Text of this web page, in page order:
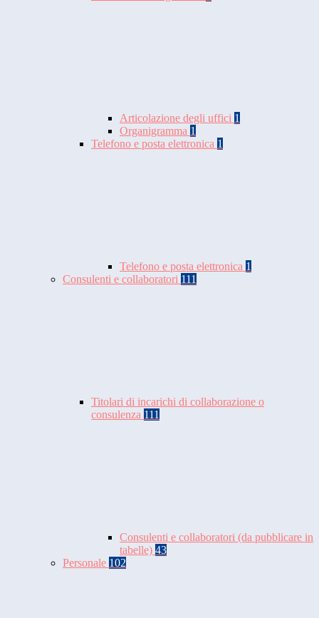
Articolazione degli uffici 1
Organigramma 1
Telefono e posta elettronica 1
Telefono e posta elettronica 1
Consulenti e collaboratori 111
Titolari di incarichi di collaborazione o
consulenza 111
Consulenti e collaboratori (da pubblicare in
tabelle) 43
Personale 102